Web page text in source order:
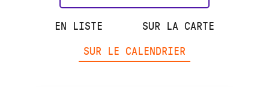
EN LISTE
SUR LA CARTE
SUR LE CALENDRIER